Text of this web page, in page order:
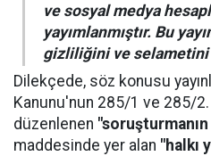
ve sosyal medya
yayımlanmıştır. Bu
gizliliğini ve
Dilekçede, söz konusu
Kanunu'nun 285/1 ve 285/
düzenlenen
maddesinde yer alan "halkı